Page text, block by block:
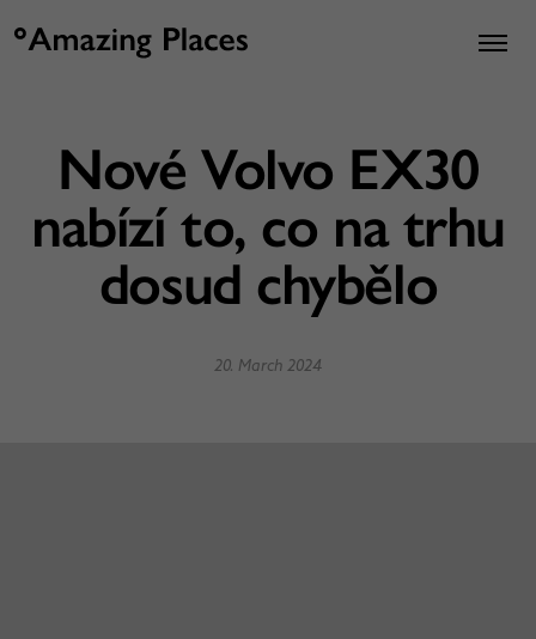
Nové Volvo EX30
nabízí to, co na trhu
dosud chybělo
20. March 2024